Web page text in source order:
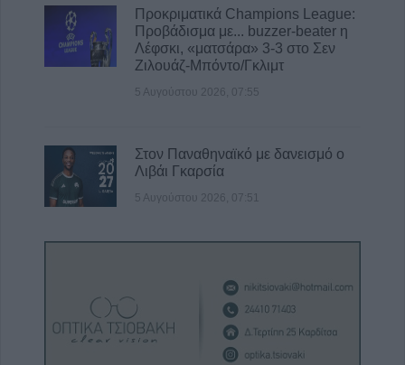
Προκριματικά Champions League:
Προβάδισμα με... buzzer-beater η
Λέφσκι, «ματσάρα» 3-3 στο Σεν
Ζιλουάζ-Μπόντο/Γκλιμτ
5 Αυγούστου 2026, 07:55
Στον Παναθηναϊκό με δανεισμό ο
Λιβάι Γκαρσία
5 Αυγούστου 2026, 07:51